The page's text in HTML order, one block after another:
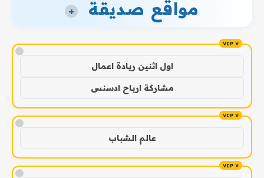
مواقع صديقة +
!
اول اثنين ريادة اعمال
مشاركة ارباح ادسنس
!
عالم الشباب
!